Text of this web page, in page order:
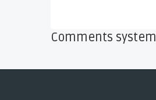
Comments system